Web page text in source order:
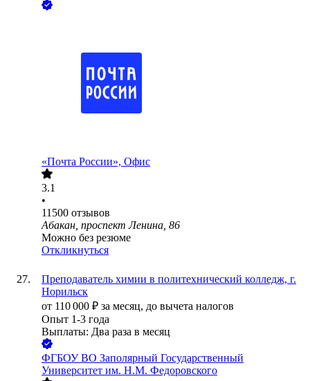
«Почта России», Офис
3.1
•
11500 отзывов
Абакан, проспект Ленина, 86
Можно без резюме
Откликнуться
Преподаватель химии в политехнический колледж, г.
Норильск
от 110 000 ₽ за месяц, до вычета налогов
Опыт 1-3 года
Выплаты: Два раза в месяц
ФГБОУ ВО Заполярный Государственный
Университет им. Н.М. Федоровского